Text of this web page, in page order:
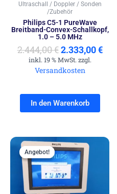
Ultraschall / Doppler / Sonden
/Zubehör
Philips C5-1 PureWave
Breitband-Convex-Schallkopf,
1.0 – 5.0 MHz
2.444,00€2.333,00€
inkl. 19 % MwSt. zzgl.
Versandkosten
In den Warenkorb
Angebot!
Angebot!
Preis
war:
5.555,00 €